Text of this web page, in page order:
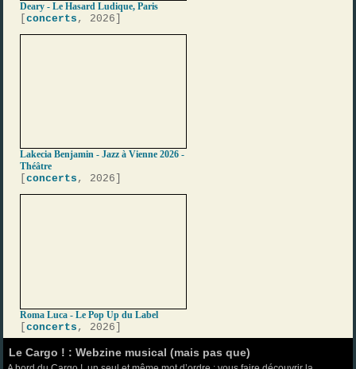
Deary - Le Hasard Ludique, Paris
[concerts , 2026]
Lakecia Benjamin - Jazz à Vienne 2026 -
Théâtre
[concerts , 2026]
Roma Luca - Le Pop Up du Label
[concerts , 2026]
Le Cargo ! : Webzine musical (mais pas que)